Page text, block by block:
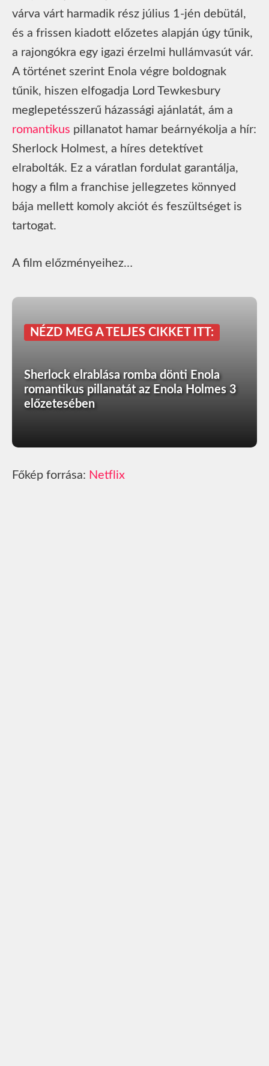
várva várt harmadik rész július 1-jén debütál,
és a frissen kiadott előzetes alapján úgy tűnik,
a rajongókra egy igazi érzelmi hullámvasút vár.
A történet szerint Enola végre boldognak
tűnik, hiszen elfogadja Lord Tewkesbury
meglepetésszerű házassági ajánlatát, ám a
romantikus pillanatot hamar beárnyékolja a hír:
Sherlock Holmest, a híres detektívet
elrabolták. Ez a váratlan fordulat garantálja,
hogy a film a franchise jellegzetes könnyed
bája mellett komoly akciót és feszültséget is
tartogat.
A film előzményeihez…
NÉZD MEG A TELJES CIKKET ITT:
Sherlock elrablása romba dönti Enola
romantikus pillanatát az Enola Holmes 3
előzetesében
Főkép forrása: Netflix